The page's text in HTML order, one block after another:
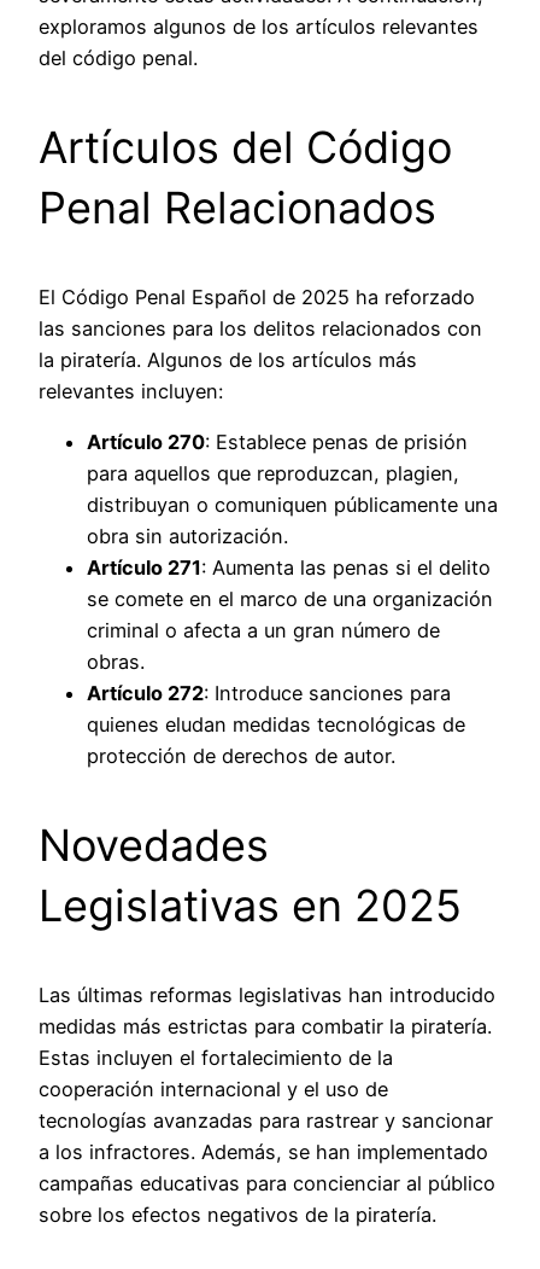
exploramos algunos de los artículos relevantes
del código penal.
Artículos del Código
Penal Relacionados
El Código Penal Español de 2025 ha reforzado
las sanciones para los delitos relacionados con
la piratería. Algunos de los artículos más
relevantes incluyen:
Artículo 270: Establece penas de prisión
para aquellos que reproduzcan, plagien,
distribuyan o comuniquen públicamente una
obra sin autorización.
Artículo 271: Aumenta las penas si el delito
se comete en el marco de una organización
criminal o afecta a un gran número de
obras.
Artículo 272: Introduce sanciones para
quienes eludan medidas tecnológicas de
protección de derechos de autor.
Novedades
Legislativas en 2025
Las últimas reformas legislativas han introducido
medidas más estrictas para combatir la piratería.
Estas incluyen el fortalecimiento de la
cooperación internacional y el uso de
tecnologías avanzadas para rastrear y sancionar
a los infractores. Además, se han implementado
campañas educativas para concienciar al público
sobre los efectos negativos de la piratería.